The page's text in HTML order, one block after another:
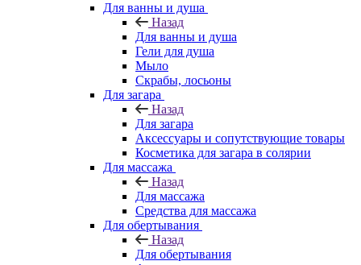
Для ванны и душа
Назад
Для ванны и душа
Гели для душа
Мыло
Скрабы, лосьоны
Для загара
Назад
Для загара
Аксессуары и сопутствующие товары
Косметика для загара в солярии
Для массажа
Назад
Для массажа
Средства для массажа
Для обертывания
Назад
Для обертывания